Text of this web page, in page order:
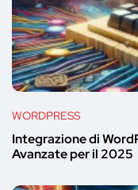
WORDPRESS
Integrazione di
Avanzate per il 2025